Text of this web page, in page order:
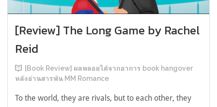
[Review] The Long Game by Rachel
Reid
[Book Review] ผลพลอยได้จากอาการ book hangover
หลังอ่านสารพัน MM Romance
To the world, they are rivals, but to each other, they